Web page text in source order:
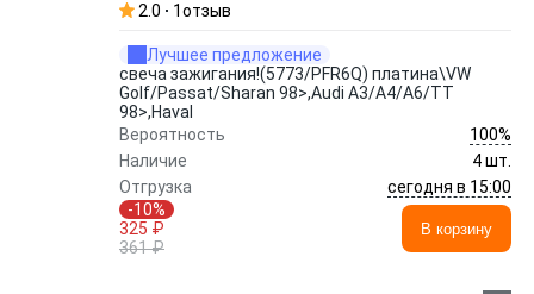
2.0 1отзыв
Лучшее предложение
свеча зажигания!(5773/PFR6Q) платина\VW
Golf/Passat/Sharan 98>,Audi A3/A4/A6/TT
98>,Haval
Вероятность
100%
Наличие
4 шт.
Отгрузка
сегодня в 15:00
-10%
325 ₽
361 ₽
В корзину